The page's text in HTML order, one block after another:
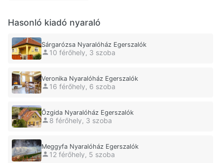
Hasonló kiadó nyaraló
Sárgarózsa Nyaralóház Egerszalók
10 férőhely, 3 szoba
Veronika Nyaralóház Egerszalók
16 férőhely, 6 szoba
Őzgida Nyaralóház Egerszalók
8 férőhely, 3 szoba
Meggyfa Nyaralóház Egerszalók
12 férőhely, 5 szoba